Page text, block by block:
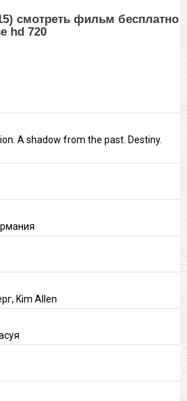
смотреть фильм бесплатно
hd 720
A shadow from the past. Destiny.
Kim Allen